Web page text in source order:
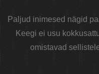
Paljud inimesed nägid
Keegi ei usu
omistavad